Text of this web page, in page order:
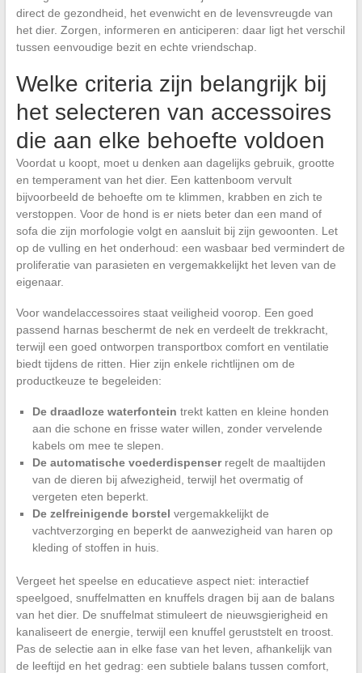
direct de gezondheid, het evenwicht en de levensvreugde van
het dier. Zorgen, informeren en anticiperen: daar ligt het verschil
tussen eenvoudige bezit en echte vriendschap.
Welke criteria zijn belangrijk bij
het selecteren van accessoires
die aan elke behoefte voldoen
Voordat u koopt, moet u denken aan dagelijks gebruik, grootte
en temperament van het dier. Een kattenboom vervult
bijvoorbeeld de behoefte om te klimmen, krabben en zich te
verstoppen. Voor de hond is er niets beter dan een mand of
sofa die zijn morfologie volgt en aansluit bij zijn gewoonten. Let
op de vulling en het onderhoud: een wasbaar bed vermindert de
proliferatie van parasieten en vergemakkelijkt het leven van de
eigenaar.
Voor wandelaccessoires staat veiligheid voorop. Een goed
passend harnas beschermt de nek en verdeelt de trekkracht,
terwijl een goed ontworpen transportbox comfort en ventilatie
biedt tijdens de ritten. Hier zijn enkele richtlijnen om de
productkeuze te begeleiden:
De draadloze waterfontein trekt katten en kleine honden
aan die schone en frisse water willen, zonder vervelende
kabels om mee te slepen.
De automatische voederdispenserregelt de maaltijden
van de dieren bij afwezigheid, terwijl het overmatig of
vergeten eten beperkt.
De zelfreinigende borstel vergemakkelijkt de
vachtverzorging en beperkt de aanwezigheid van haren op
kleding of stoffen in huis.
Vergeet het speelse en educatieve aspect niet: interactief
speelgoed, snuffelmatten en knuffels dragen bij aan de balans
van het dier. De snuffelmat stimuleert de nieuwsgierigheid en
kanaliseert de energie, terwijl een knuffel geruststelt en troost.
Pas de selectie aan in elke fase van het leven, afhankelijk van
de leeftijd en het gedrag: een subtiele balans tussen comfort,